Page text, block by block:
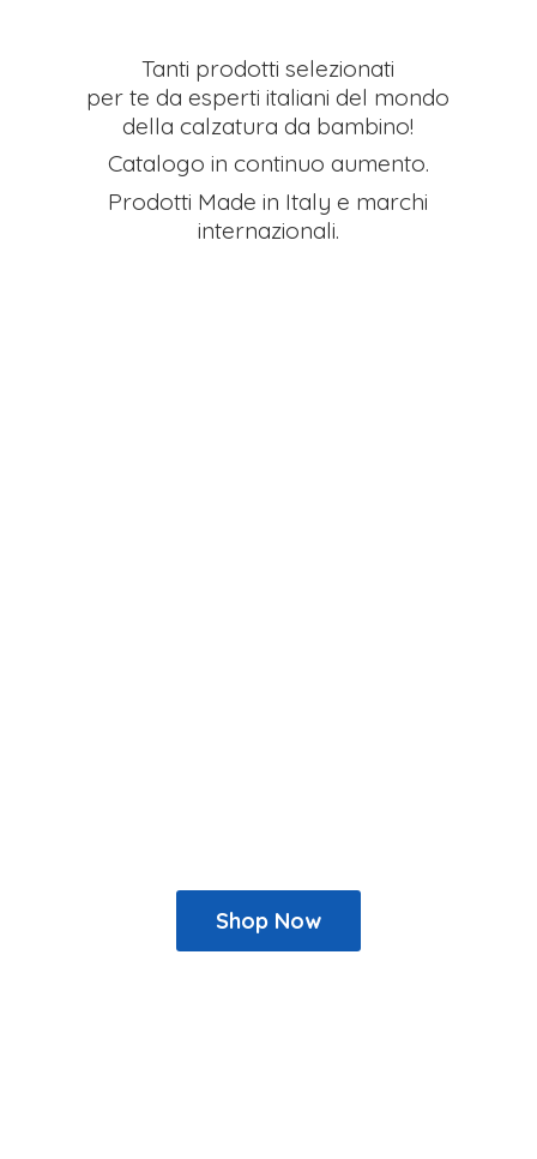
Tanti prodotti selezionati
per te da esperti italiani del mondo
della calzatura da bambino!
Catalogo in continuo aumento.
Prodotti Made in Italy e marchi
internazionali.
Shop Now